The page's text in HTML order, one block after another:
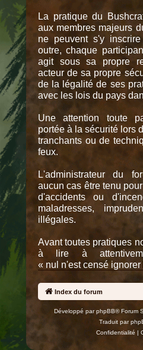
La pratique du
aux membres majeurs
ne peuvent s'y
outre, chaque
agit sous sa propre
acteur de sa propre
de la légalité de ses
avec les lois du pays
Une attention toute
portée à la sécurité lors
tranchants ou de
feux.
L'administrateur du
aucun cas être tenu
d'accidents ou
maladresses,
illégales.
Avant toutes pratiques
à lire à
« nul n'est censé
Index du forum
Développé parphpBB® Forum
Traduit par
Confidentialité |